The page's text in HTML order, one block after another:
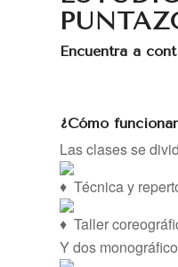
Encuentra a
¿Cómo
Las clases se
Técnica y
Taller
Y dos